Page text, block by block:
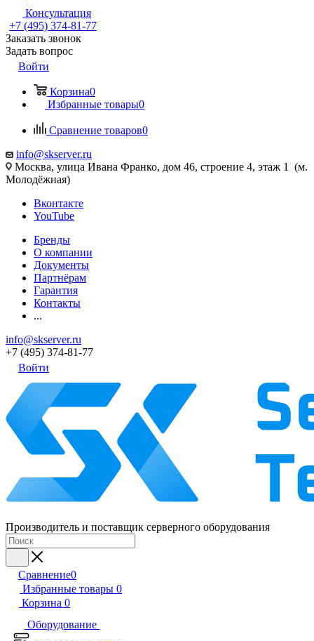
Консультация
+7 (495) 374-81-77
Заказать звонок
Задать вопрос
Войти
Корзина0
Избранные товары0
Сравнение товаров0
info@skserver.ru
Москва, улица Ивана Франко, дом 46, строение 4, этаж 1 (м.
Молодёжная)
Вконтакте
YouTube
Бренды
О компании
Документы
Партнёрам
Гарантия
Контакты
...
info@skserver.ru
+7 (495) 374-81-77
Войти
Производитель и поставщик серверного оборудования
Сравнение0
Избранные товары 0
Корзина 0
Оборудование